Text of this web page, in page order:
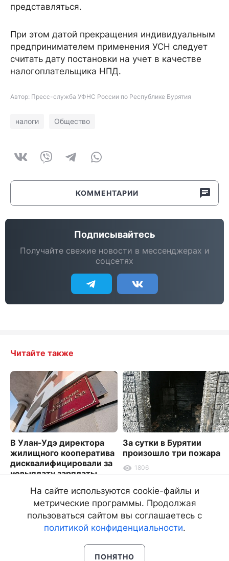
представляться.
При этом датой прекращения индивидуальным
предпринимателем применения УСН следует
считать дату постановки на учет в качестве
налогоплательщика НПД.
Автор: Пресс-служба УФНС России по Республике Бурятия
налоги Общество
КОММЕНТАРИИ
Подписывайтесь
Получайте свежие новости в мессенджерах и
соцсетях
Читайте также
В Улан-Удэ директора
жилищного кооператива
дисквалифицировали за
невыплату зарплаты
1796
За сутки в Бурятии
произошло три пожара
1806
На сайте используются cookie-файлы и
метрические программы. Продолжая
пользоваться сайтом вы соглашаетесь с
политикой конфиденциальности.
ПОНЯТНО